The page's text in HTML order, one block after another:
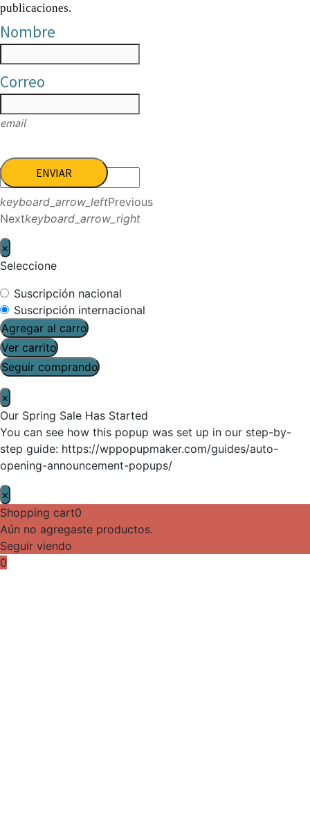
publicaciones.
Nombre
Correo
email
ENVIAR
keyboard_arrow_leftPrevious
Nextkeyboard_arrow_right
×
Seleccione
Suscripción nacional
Suscripción internacional
Agregar al carro
Ver carrito
Seguir comprando
×
Our Spring Sale Has Started
You can see how this popup was set up in our step-by-
step guide: https://wppopupmaker.com/guides/auto-
opening-announcement-popups/
×
Shopping cart0
Aún no agregaste productos.
Seguir viendo
0